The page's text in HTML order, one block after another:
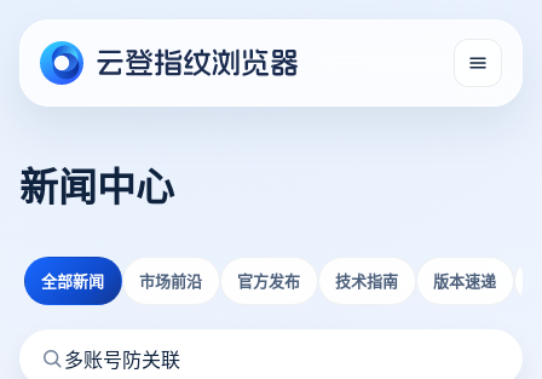
新闻中心
全部新闻 市场前沿 官方发布 技术指南 版本速递